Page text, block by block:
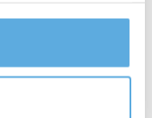
vi är, hur du
A3 25/fp